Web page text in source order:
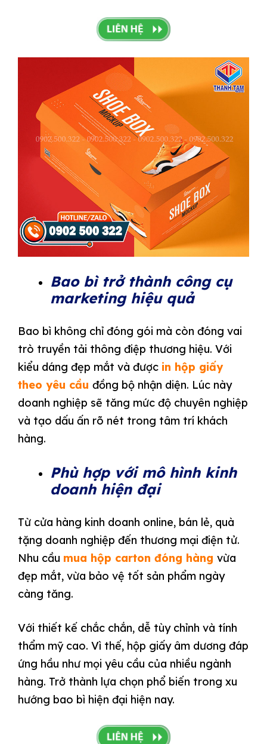
Bao bì trở thành công cụ
marketing hiệu quả
Bao bì không chỉ đóng gói mà còn đóng vai
trò truyền tải thông điệp thương hiệu. Với
kiểu dáng đẹp mắt và được in hộp giấy
theo yêu cầu đồng bộ nhận diện. Lúc này
doanh nghiệp sẽ tăng mức độ chuyên nghiệp
và tạo dấu ấn rõ nét trong tâm trí khách
hàng.
Phù hợp với mô hình kinh
doanh hiện đại
Từ cửa hàng kinh doanh online, bán lẻ, quà
tặng doanh nghiệp đến thương mại điện tử.
Nhu cầu mua hộp carton đóng hàng vừa
đẹp mắt, vừa bảo vệ tốt sản phẩm ngày
càng tăng.
Với thiết kế chắc chắn, dễ tùy chỉnh và tính
thẩm mỹ cao. Vì thế, hộp giấy âm dương đáp
ứng hầu như mọi yêu cầu của nhiều ngành
hàng. Trở thành lựa chọn phổ biến trong xu
hướng bao bì hiện đại hiện nay.